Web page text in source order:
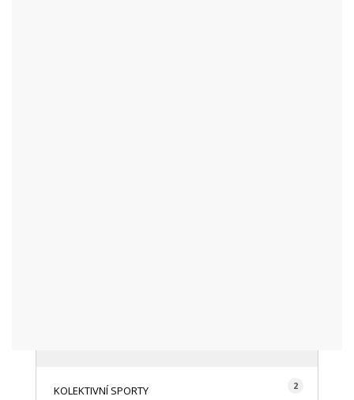
KOLEKTIVNÍ SPORTY 2